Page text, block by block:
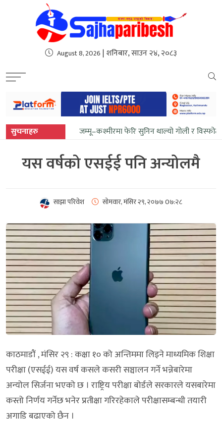
sweet bonanza
August 8, 2026 | शनिबार, साउन २४, २०८३
सुचनाहरु जम्मू–कश्मीरमा फेरि सुनिन थाल्यो गोली र
यस वर्षको एसईई पनि अन्योलमै
साझा परिवेश सोमवार, मंसिर २९, २०७७0७:२८
काठमाडौं , मंसिर २९ : कक्षा १० को अन्तिममा लिइने माध्यमिक शिक्षा
परीक्षा (एसईई) यस वर्ष कसले कसरी सञ्चालन गर्ने भन्नेबारेमा
अन्योल सिर्जना भएको छ । राष्ट्रिय परीक्षा बोर्डले सरकारले यसबारेमा
कस्तो निर्णय गर्नेछ भनेर प्रतीक्षा गरिरहेकाले परीक्षासम्बन्धी तयारी
अगाडि बढाएको छैन ।